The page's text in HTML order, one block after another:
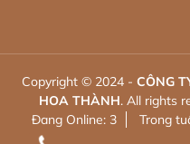
Copyright © 2024 - CÔNG
HOA THÀNH. All rights
Đang Online: 3
Trong